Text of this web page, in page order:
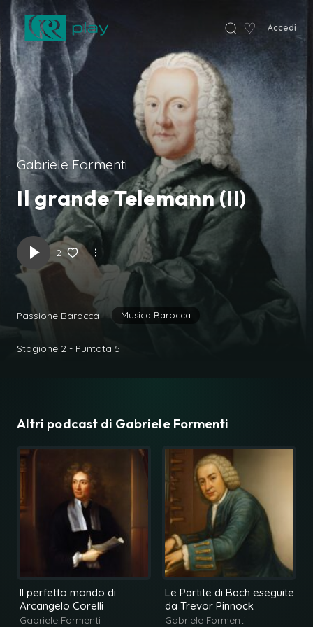
VCR Home
♡ Accedi
Gabriele Formenti
Il grande Telemann (II)
2
Passione Barocca Musica Barocca
Stagione 2 - Puntata 5
Altri podcast di Gabriele Formenti
Il perfetto mondo di
Arcangelo Corelli
Gabriele Formenti
Le Partite di Bach eseguite
da Trevor Pinnock
Gabriele Formenti